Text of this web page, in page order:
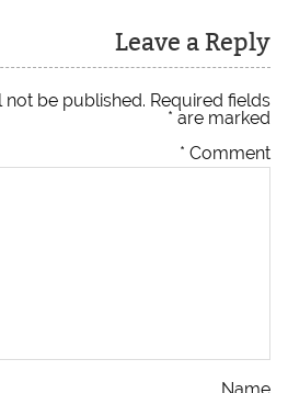
Leave a Reply
be published. Required fields
are marked
*
Comment
*